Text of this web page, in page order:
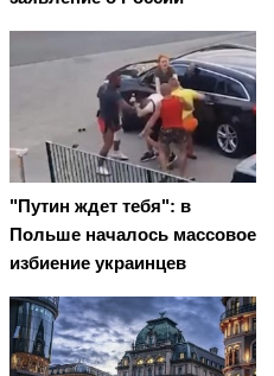
"Путин ждет тебя": в
Польше началось массовое
избиение украинцев